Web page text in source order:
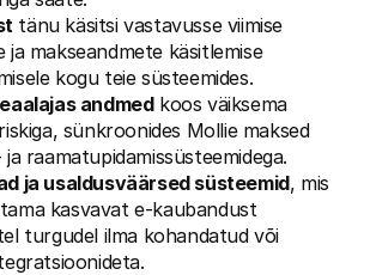
tänu käsitsi vastavusse viimise
ja makseandmete käsitlemise
kogu teie süsteemides.
andmed koos väiksema
sünkroonides Mollie maksed
raamatupidamissüsteemidega.
ja usaldusväärsed süsteemid, mis
kasvavat e-kaubandust
turgudel ilma kohandatud või